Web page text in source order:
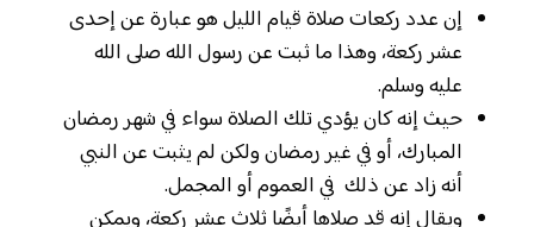
إن عدد ركعات صلاة قيام الليل هو عبارة عن إحدى
عشر ركعة، وهذا ما ثبت عن رسول الله صلى الله
عليه وسلم.
حيث إنه كان يؤدي تلك الصلاة سواء في شهر رمضان
المبارك، أو في غير رمضان ولكن لم يثبت عن النبي
أنه زاد عن ذلك في العموم أو المجمل.